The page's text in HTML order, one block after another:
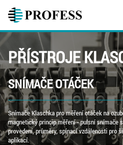
PŘÍSTROJE
SNÍMAČE OTÁČEK
Snímače Klaschka pro měření otáček na
magnetický princip měření - pulsní snímače
provedení, průměry, spínací vzdálenosti pro
aplikací.